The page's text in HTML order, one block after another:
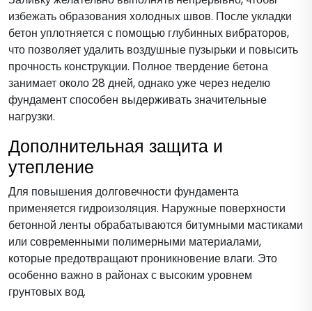
избежать образования холодных швов. После укладки
бетон уплотняется с помощью глубинных вибраторов,
что позволяет удалить воздушные пузырьки и повысить
прочность конструкции. Полное твердение бетона
занимает около 28 дней, однако уже через неделю
фундамент способен выдерживать значительные
нагрузки.
Дополнительная защита и
утепление
Для повышения долговечности фундамента
применяется гидроизоляция. Наружные поверхности
бетонной ленты обрабатываются битумными мастиками
или современными полимерными материалами,
которые предотвращают проникновение влаги. Это
особенно важно в районах с высоким уровнем
грунтовых вод.